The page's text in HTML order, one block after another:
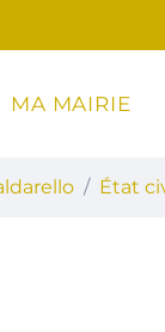
MA MAIRIE
État